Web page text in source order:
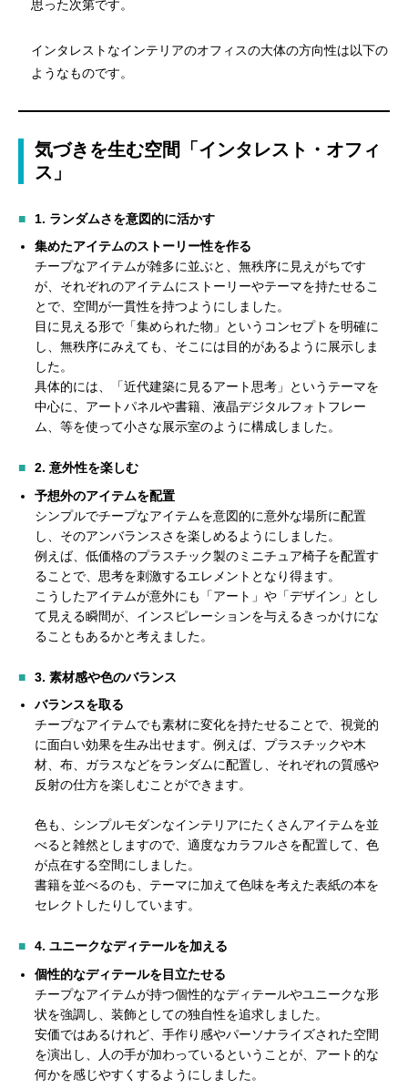
思った次第です。
インタレストなインテリアのオフィスの大体の方向性は以下の
ようなものです。
気づきを生む空間「インタレスト・オフィ
ス」
1. ランダムさを意図的に活かす
集めたアイテムのストーリー性を作る
チープなアイテムが雑多に並ぶと、無秩序に見えがちです
が、それぞれのアイテムにストーリーやテーマを持たせるこ
とで、空間が一貫性を持つようにしました。
目に見える形で「集められた物」というコンセプトを明確に
し、無秩序にみえても、そこには目的があるように展示しま
した。
具体的には、「近代建築に見るアート思考」というテーマを
中心に、アートパネルや書籍、液晶デジタルフォトフレー
ム、等を使って小さな展示室のように構成しました。
2. 意外性を楽しむ
予想外のアイテムを配置
シンプルでチープなアイテムを意図的に意外な場所に配置
し、そのアンバランスさを楽しめるようにしました。
例えば、低価格のプラスチック製のミニチュア椅子を配置す
ることで、思考を刺激するエレメントとなり得ます。
こうしたアイテムが意外にも「アート」や「デザイン」とし
て見える瞬間が、インスピレーションを与えるきっかけにな
ることもあるかと考えました。
3. 素材感や色のバランス
バランスを取る
チープなアイテムでも素材に変化を持たせることで、視覚的
に面白い効果を生み出せます。例えば、プラスチックや木
材、布、ガラスなどをランダムに配置し、それぞれの質感や
反射の仕方を楽しむことができます。
色も、シンプルモダンなインテリアにたくさんアイテムを並
べると雑然としますので、適度なカラフルさを配置して、色
が点在する空間にしました。
書籍を並べるのも、テーマに加えて色味を考えた表紙の本を
セレクトしたりしています。
4. ユニークなディテールを加える
個性的なディテールを目立たせる
チープなアイテムが持つ個性的なディテールやユニークな形
状を強調し、装飾としての独自性を追求しました。
安価ではあるけれど、手作り感やパーソナライズされた空間
を演出し、人の手が加わっているということが、アート的な
何かを感じやすくするようにしました。